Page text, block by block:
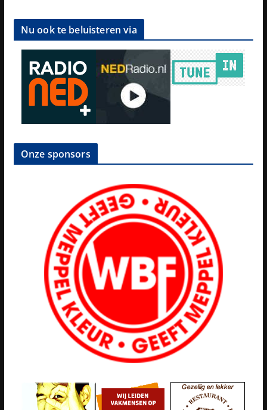
Nu ook te beluisteren via
Onze sponsors